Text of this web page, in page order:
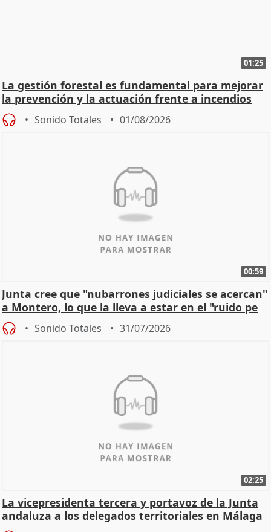
01:25
La gestión forestal es fundamental para mejorar
la prevención y la actuación frente a incendios
Sonido Totales 01/08/2026
00:59
Junta cree que "nubarrones judiciales se acercan"
a Montero, lo que la lleva a estar en el "ruido pe
Sonido Totales 31/07/2026
02:25
La vicepresidenta tercera y portavoz de la Junta
andaluza a los delegados territoriales en Málaga